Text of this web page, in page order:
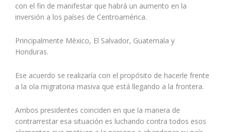
con el fin de manifestar que habrá un aumento en la
inversión a los países de Centroamérica.
Principalmente México, El Salvador, Guatemala y
Honduras.
Ese acuerdo se realizaría con el propósito de hacerle frente
a la ola migratoria masiva que está llegando a la frontera.
Ambos presidentes coinciden en que la manera de
contrarrestar esa situación es luchando contra todos esos